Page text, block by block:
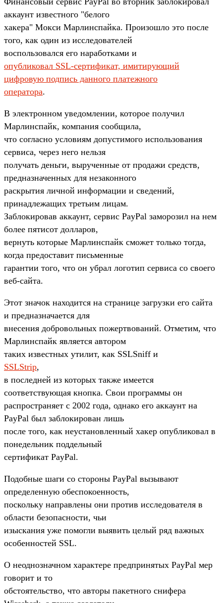
аккаунт известного "белого
хакера" Мокси Марлинспайка. Произошло это после
того, как один из исследователей
воспользовался его наработками и
опубликовал SSL-сертификат, имитирующий
цифровую подпись данного платежного
оператора.
В электронном уведомлении, которое получил
Марлинспайк, компания сообщила,
что согласно условиям допустимого использования
сервиса, через него нельзя
получать деньги, вырученные от продажи средств,
предназначенных для незаконного
раскрытия личной информации и сведений,
принадлежащих третьим лицам.
Заблокировав аккаунт, сервис PayPal заморозил на нем
более пятисот долларов,
вернуть которые Марлинспайк сможет только тогда,
когда предоставит письменные
гарантии того, что он убрал логотип сервиса со своего
веб-сайта.
Этот значок находится на странице загрузки его сайта
и предназначается для
внесения добровольных пожертвований. Отметим, что
Марлинспайк является автором
таких известных утилит, как SSLSniff и
SSLStrip,
в последней из которых также имеется
соответствующая кнопка. Свои программы он
распространяет с 2002 года, однако его аккаунт на
PayPal был заблокирован лишь
после того, как неустановленный хакер опубликовал в
понедельник поддельный
сертификат PayPal.
Подобные шаги со стороны PayPal вызывают
определенную обеспокоенность,
поскольку направлены они против исследователя в
области безопасности, чьи
изыскания уже помогли выявить целый ряд важных
особенностей SSL.
О неоднозначном характере предпринятых PayPal мер
говорит и то
обстоятельство, что авторы пакетного снифера